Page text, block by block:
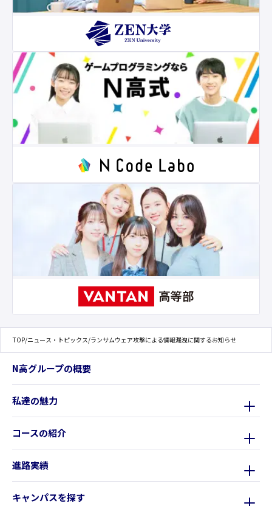
TOP/ニュース・トピックス /ランサムウェア攻撃による情報漏洩に関するお知らせ
N高グループの概要
私達の魅力
コースの紹介
進路実績
キャンパスを探す